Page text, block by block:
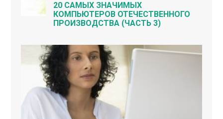
20 САМЫХ ЗНАЧИМЫХ
КОМПЬЮТЕРОВ ОТЕЧЕСТВЕННОГО
ПРОИЗВОДСТВА (ЧАСТЬ 3)